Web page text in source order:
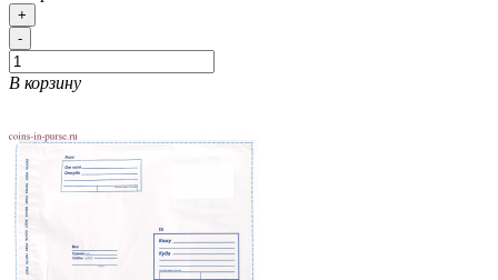
+
-
В корзину